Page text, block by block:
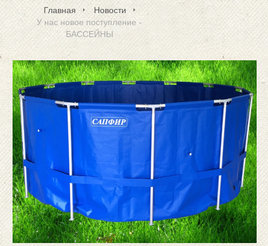
Главная
Новости
У нас новое поступление -
БАССЕЙНЫ